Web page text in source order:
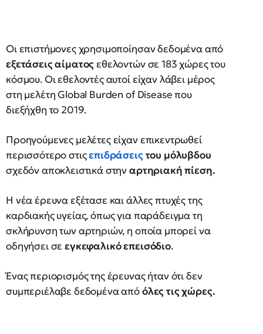
Οι επιστήμονες χρησιμοποίησαν δεδομένα από
εξετάσεις αίματοςεθελοντών σε 183 χώρες του
κόσμου. Οι εθελοντές αυτοί είχαν λάβει μέρος
στη μελέτη Global Burden of Disease που
διεξήχθη το 2019.
Προηγούμενες μελέτες είχαν επικεντρωθεί
περισσότερο στιςεπιδράσειςτου μόλυβδου
σχεδόν αποκλειστικά στηναρτηριακή πίεση.
Η νέα έρευνα εξέτασε και άλλες πτυχές της
καρδιακής υγείας, όπως για παράδειγμα τη
σκλήρυνση των αρτηριών, η οποία μπορεί να
οδηγήσει σεεγκεφαλικό επεισόδιο.
Ένας περιορισμός της έρευνας ήταν ότι δεν
συμπεριέλαβε δεδομένα απόόλες τις χώρες.